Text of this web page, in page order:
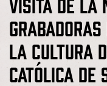
grabadoras
la Cultura
Católica de